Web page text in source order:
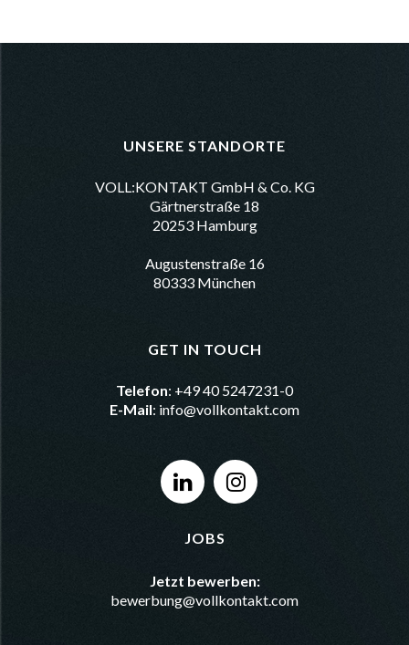
UNSERE STANDORTE
VOLL:KONTAKT GmbH & Co. KG
Gärtnerstraße 18
20253 Hamburg
Augustenstraße 16
80333 München
GET IN TOUCH
Telefon: +49 40 5247231-0
E-Mail: info@vollkontakt.com
JOBS
Jetzt bewerben:
bewerbung@vollkontakt.com